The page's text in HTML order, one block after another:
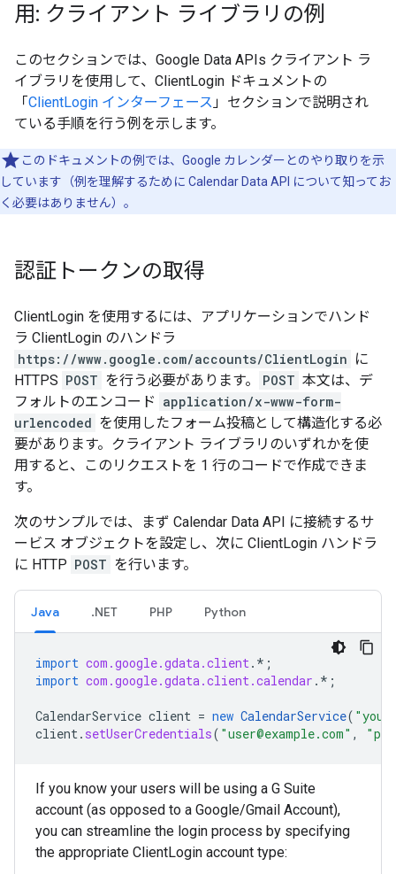
用: クライアント ライブラリの例
このセクションでは、Google Data APIs クライアント ラ
イブラリを使用して、ClientLogin ドキュメントの
「ClientLogin インターフェース」セクションで説明され
ている手順を行う例を示します。
このドキュメントの例では、Google カレンダーとのやり取りを示
しています（例を理解するために Calendar Data API について知ってお
く必要はありません）。
認証トークンの取得
ClientLogin を使用するには、アプリケーションでハンド
ラ ClientLogin のハンドラ
https://www.google.com/accounts/ClientLogin に
HTTPS POST を行う必要があります。 POST 本文は、デ
フォルトのエンコード application/x-www-form-
urlencoded を使用したフォーム投稿として構造化する必
要があります。クライアント ライブラリのいずれかを使
用すると、このリクエストを 1 行のコードで作成できま
す。
次のサンプルでは、まず Calendar Data API に接続するサ
ービス オブジェクトを設定し、次に ClientLogin ハンドラ
に HTTP POST を行います。
Java .NET PHP Python
import com.google.gdata.client.* ;
import com.google.gdata.client.calendar .* ;
CalendarService client = new CalendarService(
client. setUserCredentials( "user@example.com" ,
If you know your users will be using a G Suite
account (as opposed to a Google/Gmail Account),
you can streamline the login process by specifying
the appropriate ClientLogin account type: